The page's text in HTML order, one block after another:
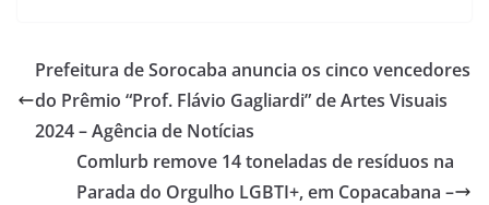
Prefeitura de Sorocaba anuncia os cinco vencedores
do Prêmio “Prof. Flávio Gagliardi” de Artes Visuais
2024 – Agência de Notícias
Comlurb remove 14 toneladas de resíduos na
Parada do Orgulho LGBTI+, em Copacabana –